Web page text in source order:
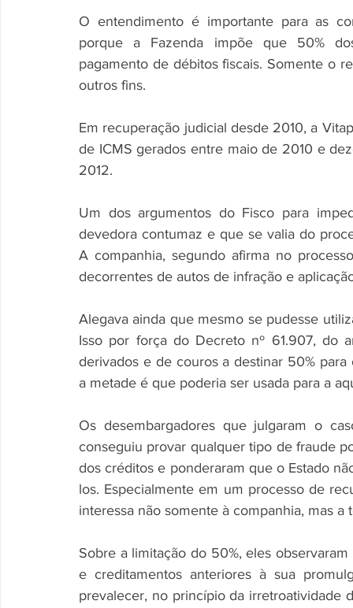
O entendimento é importante para as
porque a Fazenda impõe que 50%
pagamento de débitos fiscais. Somente o
outros fins.
Em recuperação judicial desde 2010, a
de ICMS gerados entre maio de 2010 e
2012.
Um dos argumentos do Fisco para
devedora contumaz e que se valia do
A companhia, segundo afirma no
decorrentes de autos de infração e
Alegava ainda que mesmo se pudesse
Isso por força do Decreto nº 61.907, do
derivados e de couros a destinar 50%
a metade é que poderia ser usada para a
Os desembargadores que julgaram o
conseguiu provar qualquer tipo de fraude
dos créditos e ponderaram que o Estado
los. Especialmente em um processo de
interessa não somente à companhia, mas
Sobre a limitação do 50%, eles
e creditamentos anteriores à sua
prevalecer, no princípio da irretroatividade